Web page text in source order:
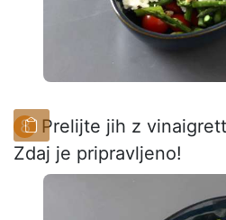
Prelijte jih z
Zdaj je pripravljeno!